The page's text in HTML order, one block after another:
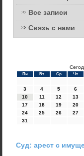
Все записи
Связь с нами
Пн Вт Ср Чт
3
4 5 6
10
11 12 13
17
18 19 20
24
25 26 27
31
Суд: арест с